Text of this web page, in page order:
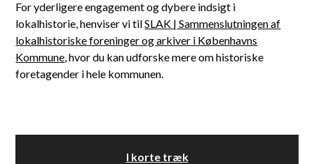
For yderligere engagement og dybere indsigt i
lokalhistorie, henviser vi tilSLAK | Sammenslutningen af
lokalhistoriske foreninger og arkiver i Københavns
Kommune, hvor du kan udforske mere om historiske
foretagender i hele kommunen.
I korte træk